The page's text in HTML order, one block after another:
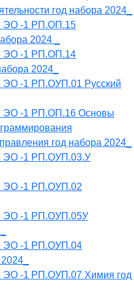
год набора 2024_
ЭО -1 РП.ОП.15
2024 _
ЭО -1 РП.ОП.14
2024_
ЭО -1 РП.ОУП.01 Русский
ЭО -1 РП.ОП.16 Основы
год набора 2024_
ЭО -1 РП.ОУП.03.У
ЭО -1 РП.ОУП.02
ЭО -1 РП.ОУП.05У
ЭО -1 РП.ОУП.04
ЭО -1 РП.ОУП.07 Химия год